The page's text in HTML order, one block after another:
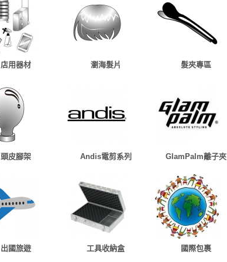
店用器材 瀏海髮片 髮夾專區
頭皮腳架 Andis電剪系列 GlamPalm離子夾
出國旅遊 工具收納盒 國際包裹